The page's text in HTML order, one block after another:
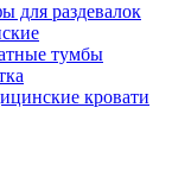
для раздевалок
тумбы
кровати